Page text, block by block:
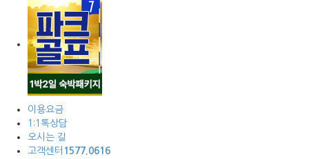
이용요금
1:1톡상담
오시는 길
고객센터 1577.0616